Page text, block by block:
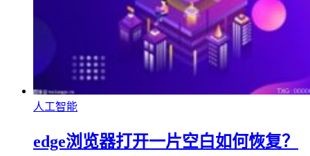
人工智能
edge浏览器打开一片空白如何恢复？